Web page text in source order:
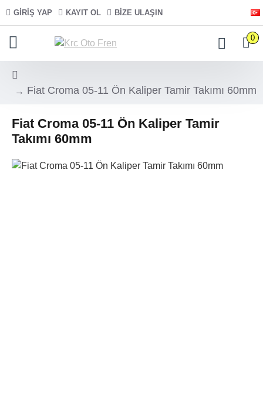
GIRIŞ YAP KAYIT OL BIZE ULAŞIN
0
Fiat Croma 05-11 Ön Kaliper Tamir Takımı 60mm
Fiat Croma 05-11 Ön Kaliper Tamir
Takımı 60mm